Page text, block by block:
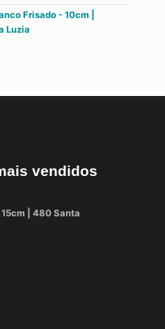
Frisado - 10cm |
Luzia
vendidos
| 480 Santa